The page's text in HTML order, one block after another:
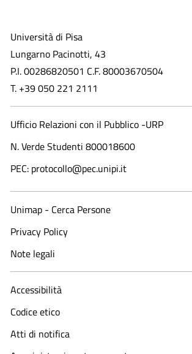
Università di Pisa
Lungarno Pacinotti, 43
P.I. 00286820501 C.F. 80003670504
T. +39 050 221 2111
Ufficio Relazioni con il Pubblico -URP
N. Verde Studenti 800018600​
PEC: protocollo@pec.unipi.it
Unimap - Cerca Persone
Privacy Policy
Note legali
Accessibilità
Codice etico
Atti di notifica